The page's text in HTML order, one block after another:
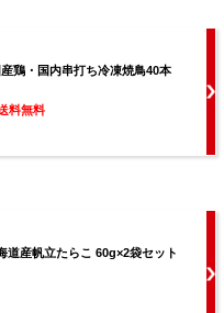
鶏・国内串打ち冷凍焼鳥40本
料無料
道産帆立たらこ 60g×2袋セット